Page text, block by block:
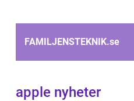
FAMILJENSTEKNIK.se
apple nyheter